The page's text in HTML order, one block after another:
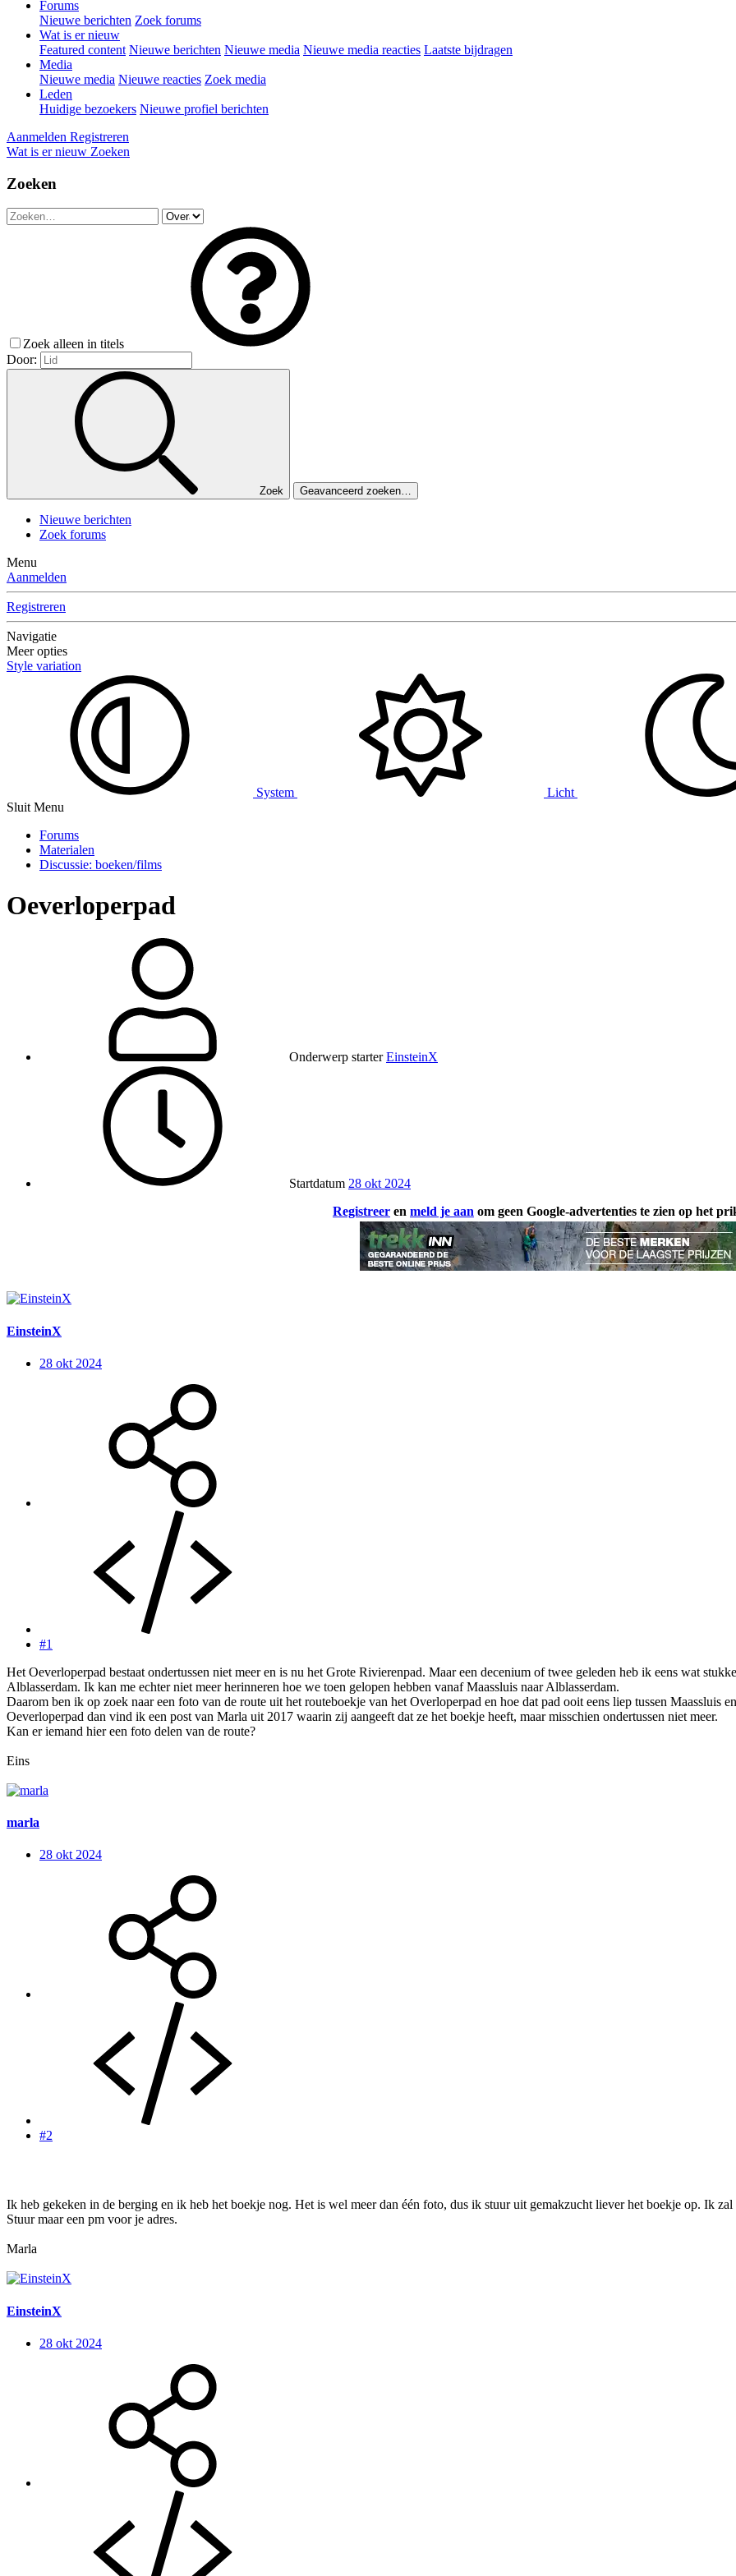
Forums
Nieuwe berichten Zoek forums
Wat is er nieuw
Featured content Nieuwe berichten Nieuwe media Nieuwe media reacties Laatste bijdragen
Media
Nieuwe media Nieuwe reacties Zoek media
Leden
Huidige bezoekers Nieuwe profiel berichten
Aanmelden Registreren
Wat is er nieuw Zoeken
Zoeken
Zoek alleen in titels
Door:
Zoek Geavanceerd zoeken…
Nieuwe berichten
Zoek forums
Menu
Aanmelden
Registreren
Navigatie
Meer opties
Style variation
System Licht
Sluit Menu
Forums
Materialen
Discussie: boeken/films
Oeverloperpad
Onderwerp starter EinsteinX
Startdatum 28 okt 2024
Registreer en meld je aan om geen Google-advertenties te zien op het
EinsteinX
28 okt 2024
#1
Het Oeverloperpad bestaat ondertussen niet meer en is nu het Grote Rivierenpad. Maar een decenium of twee geleden heb ik eens wat
Alblasserdam. Ik kan me echter niet meer herinneren hoe we toen gelopen hebben vanaf Maassluis naar Alblasserdam.
Daarom ben ik op zoek naar een foto van de route uit het routeboekje van het Overloperpad en hoe dat pad ooit eens liep tussen Maassluis
Oeverloperpad dan vind ik een post van Marla uit 2017 waarin zij aangeeft dat ze het boekje heeft, maar misschien ondertussen niet meer.
Kan er iemand hier een foto delen van de route?
Eins
marla
28 okt 2024
#2
Ik heb gekeken in de berging en ik heb het boekje nog. Het is wel meer dan één foto, dus ik stuur uit gemakzucht liever het boekje op. Ik zal
Stuur maar een pm voor je adres.
Marla
EinsteinX
28 okt 2024